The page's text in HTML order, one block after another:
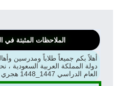
الملاحظات المثبتة في
أهلاً بكم جميعاً طلاباً ومدرسين
دولة المملكة العربية السعودية
العام الدراسي 1447_1448 هجري وتاريخ اليوم 2026/08/07 م